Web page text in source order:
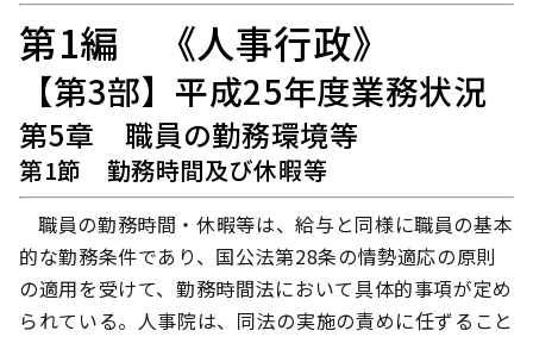
第1編 《人事行政》
【第3部】平成25年度業務状況
第5章 職員の勤務環境等
第1節 勤務時間及び休暇等
職員の勤務時間・休暇等は、給与と同様に職員の基本
的な勤務条件であり、国公法第28条の情勢適応の原則
の適用を受けて、勤務時間法において具体的事項が定め
られている。人事院は、同法の実施の責めに任ずること